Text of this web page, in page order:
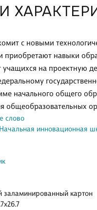
с новыми
навыки
на проектную
начального общего
общеобразовательных
слово
инновационная
заламинированный картон